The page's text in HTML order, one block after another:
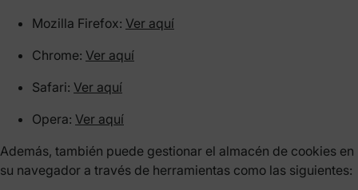
Mozilla Firefox: Ver aquí
Chrome: Ver aquí
Safari: Ver aquí
Opera: Ver aquí
Además, también puede gestionar el almacén de cookies en
su navegador a través de herramientas como las siguientes: